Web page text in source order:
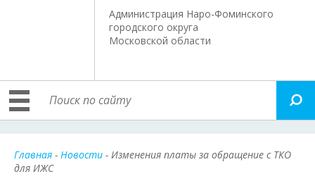
Администрация Наро-Фоминского
городского округа
Московской области
Главная - Новости - Изменения платы за обращение с ТКО
для ИЖС